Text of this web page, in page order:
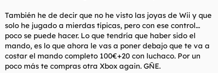
También he de decir que no he visto las joyas de Wii y que
solo he jugado a mierdas típicas, pero con ese control...
poco se puede hacer. Lo que tendría que haber sido el
mando, es lo que ahora le vas a poner debajo que te va a
costar el mando completo 100€+20 con luchaco. Por un
poco más te compras otra Xbox again. GÑE.